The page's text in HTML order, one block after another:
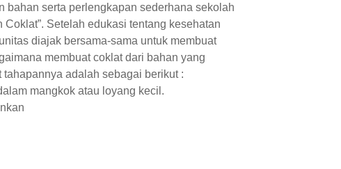
bahan serta perlengkapan sederhana sekolah
Setelah edukasi tentang kesehatan
diajak bersama-sama untuk membuat
membuat coklat dari bahan yang
adalah sebagai berikut :
mangkok atau loyang kecil.